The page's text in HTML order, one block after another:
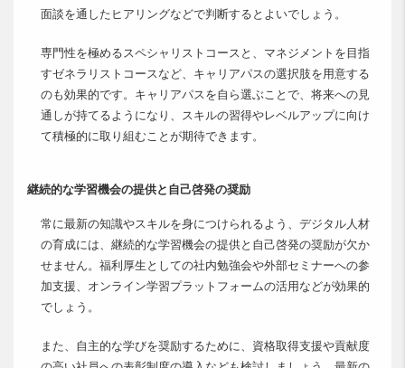
面談を通したヒアリングなどで判断するとよいでしょう。
専門性を極めるスペシャリストコースと、マネジメントを目指
すゼネラリストコースなど、キャリアパスの選択肢を用意する
のも効果的です。キャリアパスを自ら選ぶことで、将来への見
通しが持てるようになり、スキルの習得やレベルアップに向け
て積極的に取り組むことが期待できます。
継続的な学習機会の提供と自己啓発の奨励
常に最新の知識やスキルを身につけられるよう、デジタル人材
の育成には、継続的な学習機会の提供と自己啓発の奨励が欠か
せません。福利厚生としての社内勉強会や外部セミナーへの参
加支援、オンライン学習プラットフォームの活用などが効果的
でしょう。
また、自主的な学びを奨励するために、資格取得支援や貢献度